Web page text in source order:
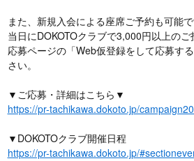
また、新規入会による座席ご予約も可能で
当日にDOKOTOクラブで3,000円以上のご
応募ページの「Web仮登録をして応募す
さい。
▼ご応募・詳細はこちら▼
https://pr-tachikawa.dokoto.jp/
▼DOKOTOクラブ開催日程
https://pr-tachikawa.dokoto.jp/